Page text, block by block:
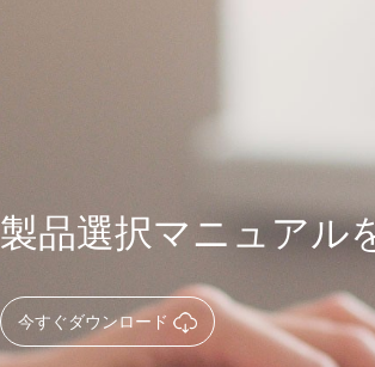
製品選択マニュアル
今すぐダウンロード